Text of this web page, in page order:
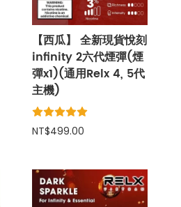
【西瓜】 全新現貨悅刻
infinity 2六代煙彈(煙
彈x1)(通用Relx 4, 5代
主機)
NT$499.00